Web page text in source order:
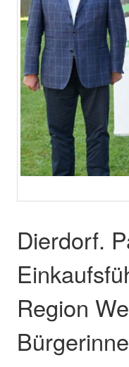
Dierdorf.
Region